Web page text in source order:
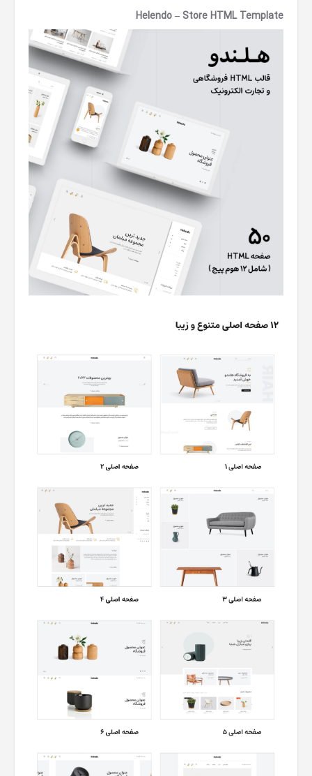
Helendo – Store HTML Template